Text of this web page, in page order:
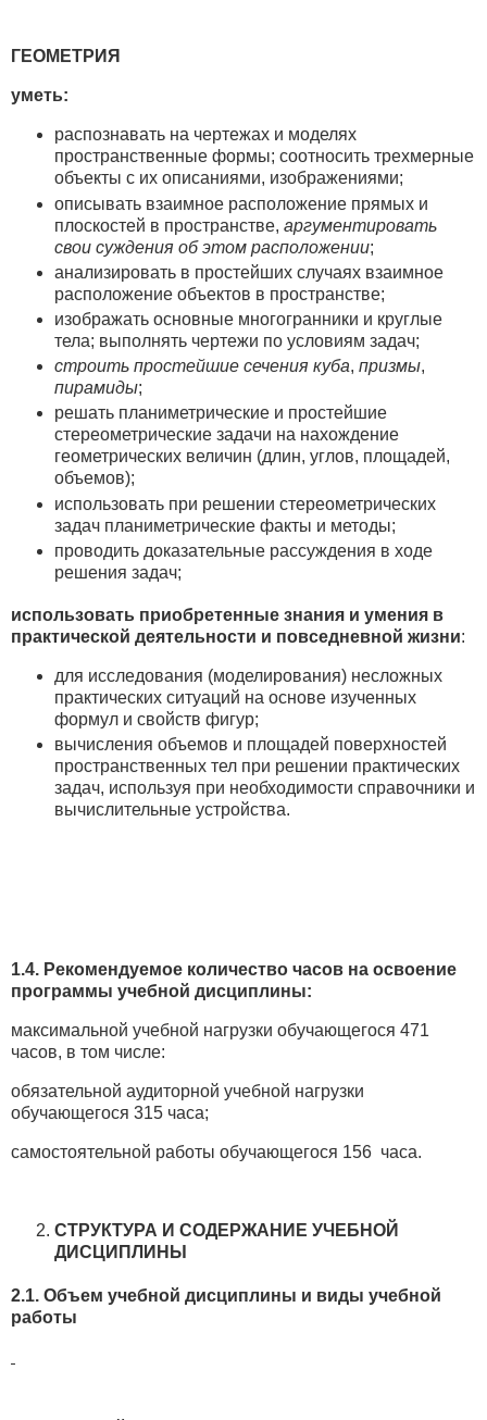
ГЕОМЕТРИЯ
уметь:
распознавать на чертежах и моделях
пространственные формы; соотносить трехмерные
объекты с их описаниями, изображениями;
описывать взаимное расположение прямых и
плоскостей в пространстве, аргументировать
свои суждения об этом расположении;
анализировать в простейших случаях взаимное
расположение объектов в пространстве;
изображать основные многогранники и круглые
тела; выполнять чертежи по условиям задач;
строить простейшие сечения куба, призмы,
пирамиды;
решать планиметрические и простейшие
стереометрические задачи на нахождение
геометрических величин (длин, углов, площадей,
объемов);
использовать при решении стереометрических
задач планиметрические факты и методы;
проводить доказательные рассуждения в ходе
решения задач;
использовать приобретенные знания и умения в
практической деятельности и повседневной жизни:
для исследования (моделирования) несложных
практических ситуаций на основе изученных
формул и свойств фигур;
вычисления объемов и площадей поверхностей
пространственных тел при решении практических
задач, используя при необходимости справочники и
вычислительные устройства.
1.4. Рекомендуемое количество часов на освоение
программы учебной дисциплины:
максимальной учебной нагрузки обучающегося 471
часов, в том числе:
обязательной аудиторной учебной нагрузки
обучающегося 315 часа;
самостоятельной работы обучающегося 156 часа.
СТРУКТУРА И СОДЕРЖАНИЕ УЧЕБНОЙ
ДИСЦИПЛИНЫ
2.1. Объем учебной дисциплины и виды учебной
работы